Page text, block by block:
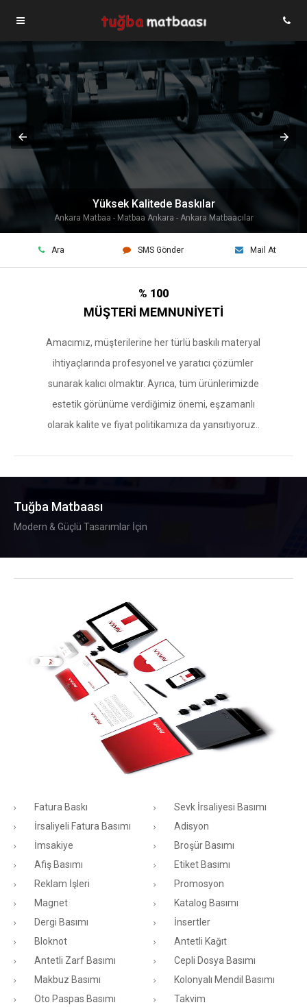
Yüksek Kalitede Baskılar
Ankara Matbaa - Matbaa Ankara - Ankara Matbaacılar
Ara SMS Gönder Mail At
% 100
MÜŞTERİ MEMNUNİYETİ
Amacımız, müşterilerine her türlü baskılı materyal
ihtiyaçlarında profesyonel ve yaratıcı çözümler
sunarak kalıcı olmaktır. Ayrıca, tüm ürünlerimizde
estetik görünüme verdiğimiz önemi, eşzamanlı
olarak kalite ve fiyat politikamıza da yansıtıyoruz..
Tuğba Matbaası
Modern & Güçlü Tasarımlar İçin
Fatura Baskı
Sevk İrsaliyesi Basımı
İrsaliyeli Fatura Basımı
Adisyon
İmsakiye
Broşür Basımı
Afiş Basımı
Etiket Basımı
Reklam İşleri
Promosyon
Magnet
Katalog Basımı
Dergi Basımı
İnsertler
Bloknot
Antetli Kağıt
Antetli Zarf Basımı
Cepli Dosya Basımı
Makbuz Basımı
Kolonyalı Mendil Basımı
Oto Paspas Basımı
Takvim